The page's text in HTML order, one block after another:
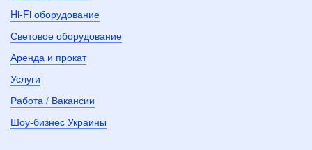
Hi-Fi оборудование
Световое оборудование
Аренда и прокат
Услуги
Работа / Вакансии
Шоу-бизнес Украины